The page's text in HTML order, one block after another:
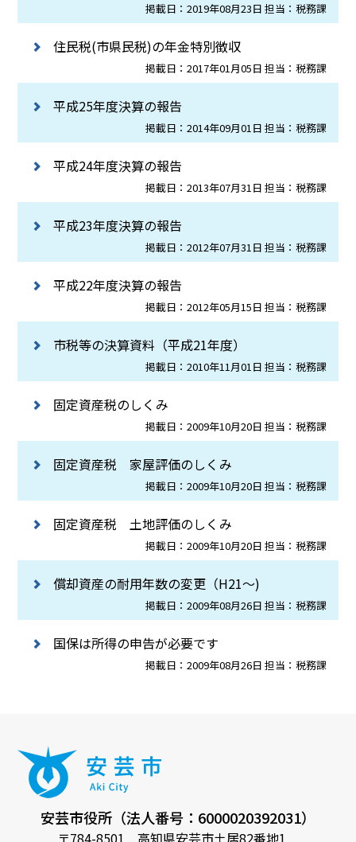
掲載日：2019年08月23日 担当：税務課
住民税(市県民税)の年金特別徴収
掲載日：2017年01月05日 担当：税務課
平成25年度決算の報告
掲載日：2014年09月01日 担当：税務課
平成24年度決算の報告
掲載日：2013年07月31日 担当：税務課
平成23年度決算の報告
掲載日：2012年07月31日 担当：税務課
平成22年度決算の報告
掲載日：2012年05月15日 担当：税務課
市税等の決算資料（平成21年度）
掲載日：2010年11月01日 担当：税務課
固定資産税のしくみ
掲載日：2009年10月20日 担当：税務課
固定資産税 家屋評価のしくみ
掲載日：2009年10月20日 担当：税務課
固定資産税 土地評価のしくみ
掲載日：2009年10月20日 担当：税務課
償却資産の耐用年数の変更（H21～)
掲載日：2009年08月26日 担当：税務課
国保は所得の申告が必要です
掲載日：2009年08月26日 担当：税務課
安芸市役所（法人番号：6000020392031）
〒784-8501 高知県安芸市土居82番地1